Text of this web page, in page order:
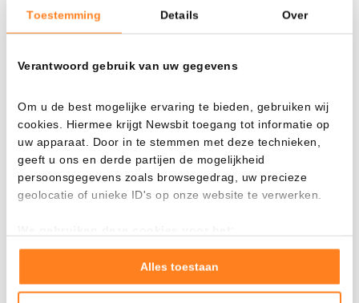
Toestemming Details Over
Verantwoord gebruik van uw gegevens
Om u de best mogelijke ervaring te bieden, gebruiken wij
cookies. Hiermee krijgt Newsbit toegang tot informatie op
uw apparaat. Door in te stemmen met deze technieken,
geeft u ons en derde partijen de mogelijkheid
persoonsgegevens zoals browsegedrag, uw precieze
geolocatie of unieke ID's op onze website te verwerken.
Goed laten functioneren van deze website
Verzamelen van gebruiksstatistieken
Tonen en meten van relevante advertenties
Alles toestaan
Mira cuánto valor tendrías hoy si hubieras
aplicado el dollar-cost averaging en distintas
Cada
Valor total
$1.527,85